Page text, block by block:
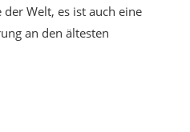
Welt, es ist auch eine
an den ältesten